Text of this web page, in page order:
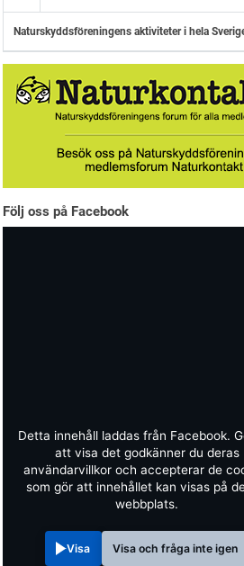
Naturskyddsföreningens aktiviteter i hela
Följ oss på Facebook
Detta innehåll laddas från Facebook.
att visa det godkänner du deras
användarvillkor och accepterar de
som gör att innehållet kan visas på
webbplats.
Visa Visa och fråga inte igen